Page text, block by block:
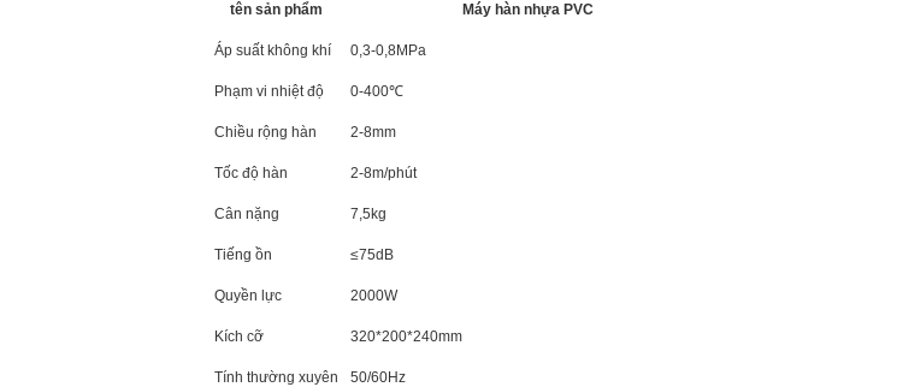
tên sản phẩm Máy hàn nhựa PVC
Áp suất không khí 0,3-0,8MPa
Phạm vi nhiệt độ 0-400℃
Chiều rộng hàn 2-8mm
Tốc độ hàn 2-8m/phút
Cân nặng 7,5kg
Tiếng ồn ≤75dB
Quyền lực 2000W
Kích cỡ 320*200*240mm
Tính thường xuyên 50/60Hz